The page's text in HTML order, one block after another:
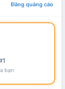
Đăng quảng cáo
bạn